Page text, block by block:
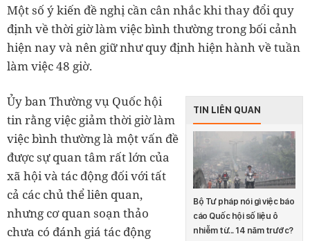
Một số ý kiến đề nghị cần cân nhắc khi thay đổi quy
định về thời giờ làm việc bình thường trong bối cảnh
hiện nay và nên giữ như quy định hiện hành về tuần
làm việc 48 giờ.
TIN LIÊN QUAN
Bộ Tư pháp nói gì việc báo
cáo Quốc hội số liệu ô
nhiễm từ... 14 năm trước?
Ủy ban Thường vụ Quốc hội
tin rằng việc giảm thời giờ làm
việc bình thường là một vấn đề
được sự quan tâm rất lớn của
xã hội và tác động đối với tất
cả các chủ thể liên quan,
nhưng cơ quan soạn thảo
chưa có đánh giá tác động